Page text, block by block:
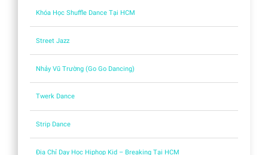
Khóa Học Shuffle Dance Tại HCM
Street Jazz
Nhảy Vũ Trường (Go Go Dancing)
Twerk Dance
Strip Dance
Địa Chỉ Dạy Học Hiphop Kid – Breaking Tại HCM